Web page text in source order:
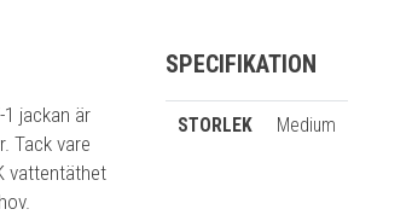
jackan är
Tack vare
vattentäthet
SPECIFIKATION
STORLEK Medium